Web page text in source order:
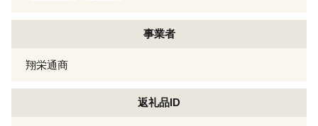
事業者
翔栄通商
返礼品ID